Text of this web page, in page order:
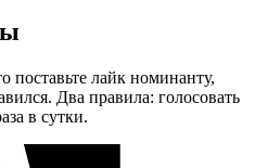
поставьте лайк номинанту,
Два правила: голосовать
в сутки.